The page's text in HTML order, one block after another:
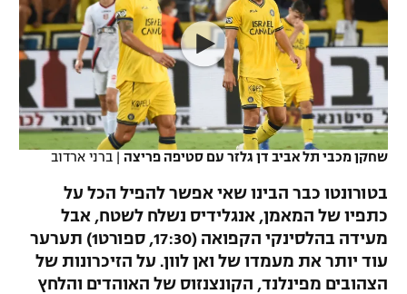
VOD
רץ ברשת
תוצאות
לוח שידורים
נבחרת ישראל
מכבי חיפה
בית"ר ירושלים
מכבי תל אביב
הפועל תל אביב
הפועל חיפה
הפועל באר שבע
ליגה ספרדית
ליגה איטלקית
ליגה צרפתית
ליגה טורקית
ליגה סינית
כדורסל נשים
מכבי תל אביב
הפועל חולון
הפועל ירושלים
דני אבדיה
יורוליג
יורוקאפ
טניס
כדוריד
כדורעף
ג'ודו
אגרוף
שחקן מכבי תל אביב דן גלזר עם סטיפה פריצה | ברני ארדוב
בטורונטו כבר הבינו שאי אפשר להפיל הכל על
כתפיו של המאמן, אנגלידיס נשלח לשטח, אבל
מעידה בהלסינקי הקפואה (17:30, ספורט1) תערער
עוד יותר את מעמדו של ואן לוון. על הזיכרונות של
הצהובים מפינלנד, הקונצנזוס של האוהדים והלחץ